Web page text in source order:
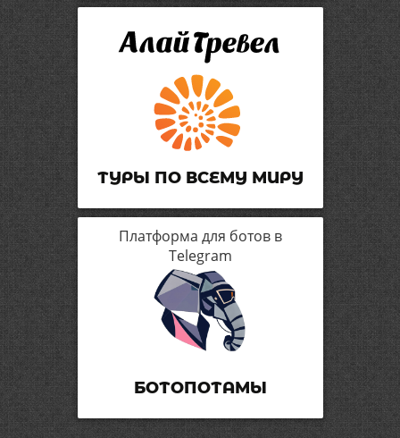
ТУРЫ ПО ВСЕМУ МИРУ
Платформа для ботов в
Telegram
БОТОПОТАМЫ